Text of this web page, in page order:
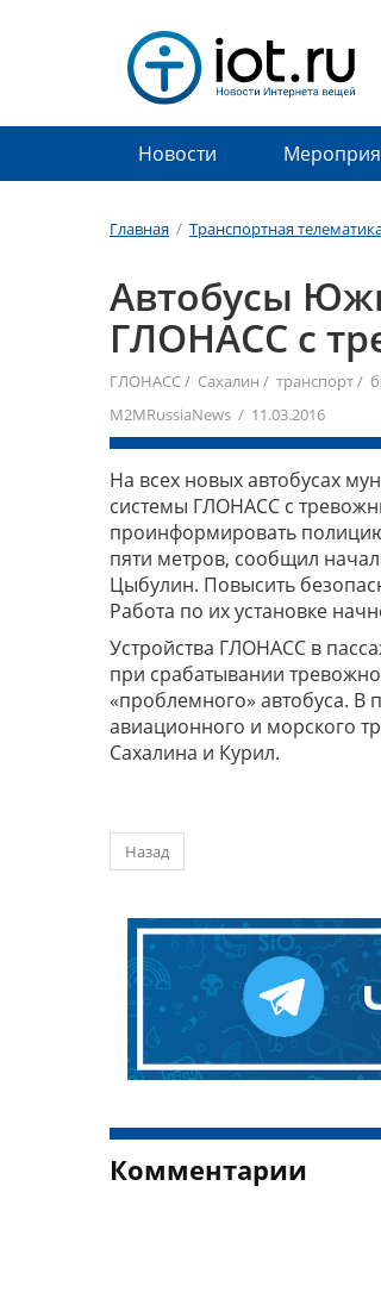
Новости
Главная / Транспортная
Автобусы
ГЛОНАСС с
ГЛОНАСС/ Сахалин / транспорт/
M2MRussiaNews / 11.03.2016
На всех новых автобусах
системы ГЛОНАСС с
проинформировать
пяти метров, сообщил
Цыбулин. Повысить
Работа по их установке
Устройства ГЛОНАСС в
при срабатывании
«проблемного» автобуса. В
авиационного и морского
Сахалина и Курил.
Назад
Комментарии